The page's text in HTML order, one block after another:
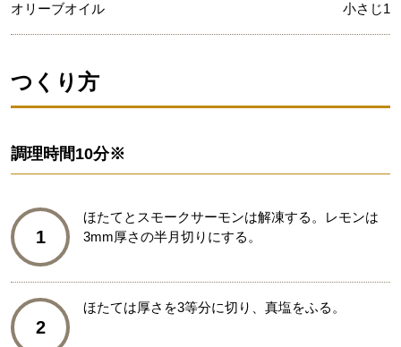
オリーブオイル 小さじ1
つくり方
調理時間10分※
1
ほたてとスモークサーモンは解凍する。レモンは
3mm厚さの半月切りにする。
2
ほたては厚さを3等分に切り、真塩をふる。